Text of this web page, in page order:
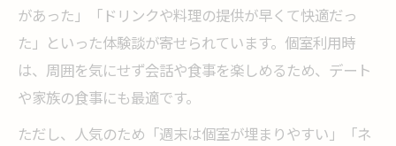
があった」「ドリンクや料理の提供が早くて快適だっ
た」といった体験談が寄せられています。個室利用時
は、周囲を気にせず会話や食事を楽しめるため、デート
や家族の食事にも最適です。
ただし、人気のため「週末は個室が埋まりやすい」「ネ